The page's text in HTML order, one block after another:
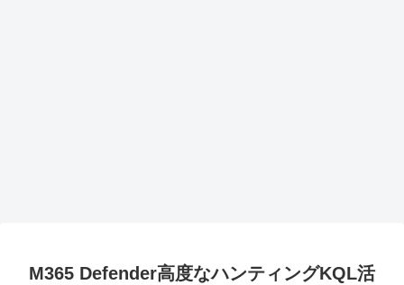
M365 Defender高度なハンティングKQL活